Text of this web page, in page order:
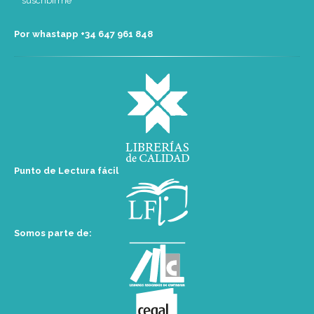
Por whastapp +34 ‭647 961 848‬
Punto de Lectura fácil
Somos parte de: